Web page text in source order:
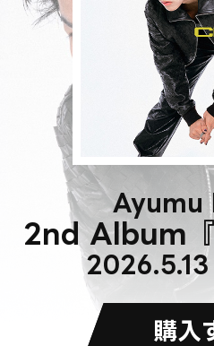
Ayumu
2nd Album『
購入